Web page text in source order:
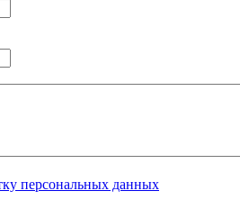
персональных данных